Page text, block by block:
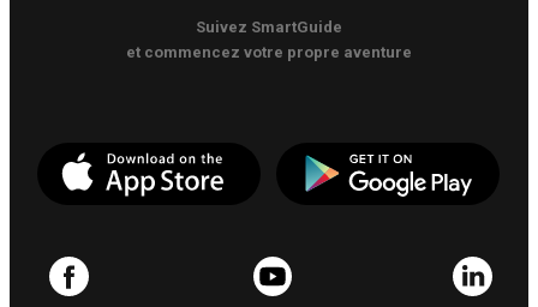
Suivez SmartGuide
et commencez votre propre aventure